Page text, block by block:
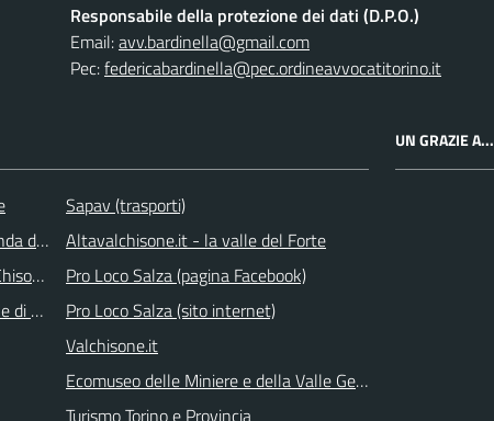
Responsabile della protezione dei dati (D.P.O.)
Email:avv.bardinella@gmail.com
Pec:federicabardinella@pec.ordineavvocatitorino.it
di Torino
e Germanasca
di Collegno e Pinerolo
Sapav (trasporti)
Altavalchisone.it - la valle del Forte
Pro Loco Salza (pagina Facebook)
Pro Loco Salza (sito internet)
Valchisone.it
Ecomuseo delle Miniere e della Valle Germanasca
Turismo Torino e Provincia
UN GRAZIE A...